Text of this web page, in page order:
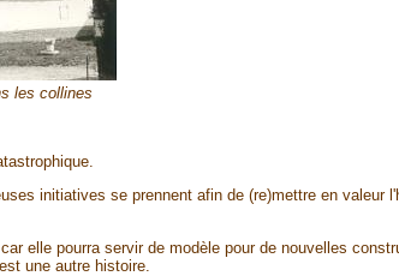
les collines
initiatives se prennent afin de (re)mettre en valeur
elle pourra servir de modèle pour de nouvelles
une autre histoire.